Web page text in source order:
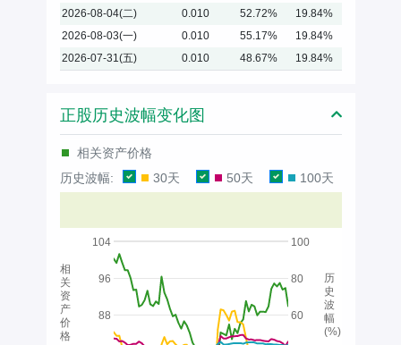
2026-08-04(二)
0.010 52.72%
19.84%
2026-08-03(一)
0.010 55.17%
19.84%
2026-07-31(五)
0.010 48.67% 19.84%
正股历史波幅变化图
相关资产价格
历史波幅:
30天 50天 100天
88
96
104
60
80
100
相
关
资
产
价
格
历
史
波
幅
(%)